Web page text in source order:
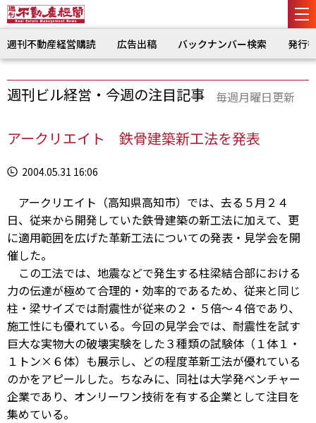
週刊不動産経営購読 広告出稿 バックナンバー検索 発行
週刊ビル経営・今週の注目記事 毎週月曜日更新
アークリエイト 鉄骨建築新工法を発表
2004.05.31 16:06
アークリエイト（高知県高知市）では、去る５月２４
日、従来から開発していた鉄骨建築の新工法に加えて、更
に適用範囲を広げた革新工法についての発表・見学会を開
催した。
この工法では、地震などで発生する柱梁結合部における
力の伝達が極めて合理的・効率的であるため、従来と同じ
柱・梁サイズでは耐震性が従来の２・５倍〜４倍であり、
施工性にも優れている。今回の見学会では、耐震性を試す
巨大な実物大の破壊実験をした３種類の試験体（１体１・
１トン×６体）も展示し、どの程度革新工法が優れている
のかをアピールした。ちなみに、同社は大学発ベンチャー
企業であり、オンリーワン技術を有する企業として注目を
集めている。